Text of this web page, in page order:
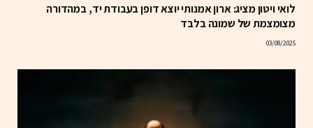
לואי ויטון מציג: ארון אמנותי יוצא דופן בעבודת יד, במהדורה
מצומצמת של שמונה בלבד
03/08/2025